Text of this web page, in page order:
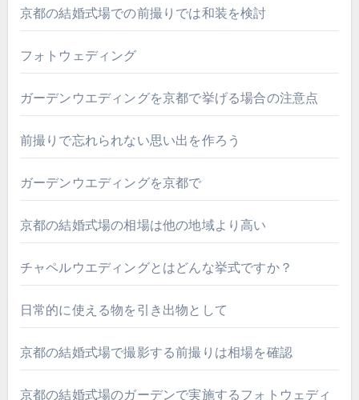
京都の結婚式場での前撮りでは和装を検討
フォトウェディング
ガーデンウエディングを京都で挙げる場合の注意点
前撮りで忘れられない思い出を作ろう
ガーデンウエディングを京都で
京都の結婚式場の相場は他の地域より高い
チャペルウエディングとはどんな挙式ですか？
日常的に使える物を引き出物として
京都の結婚式場で撮影する前撮りは相場を確認
京都の結婚式場のガーデンで実施するフォトウェディ